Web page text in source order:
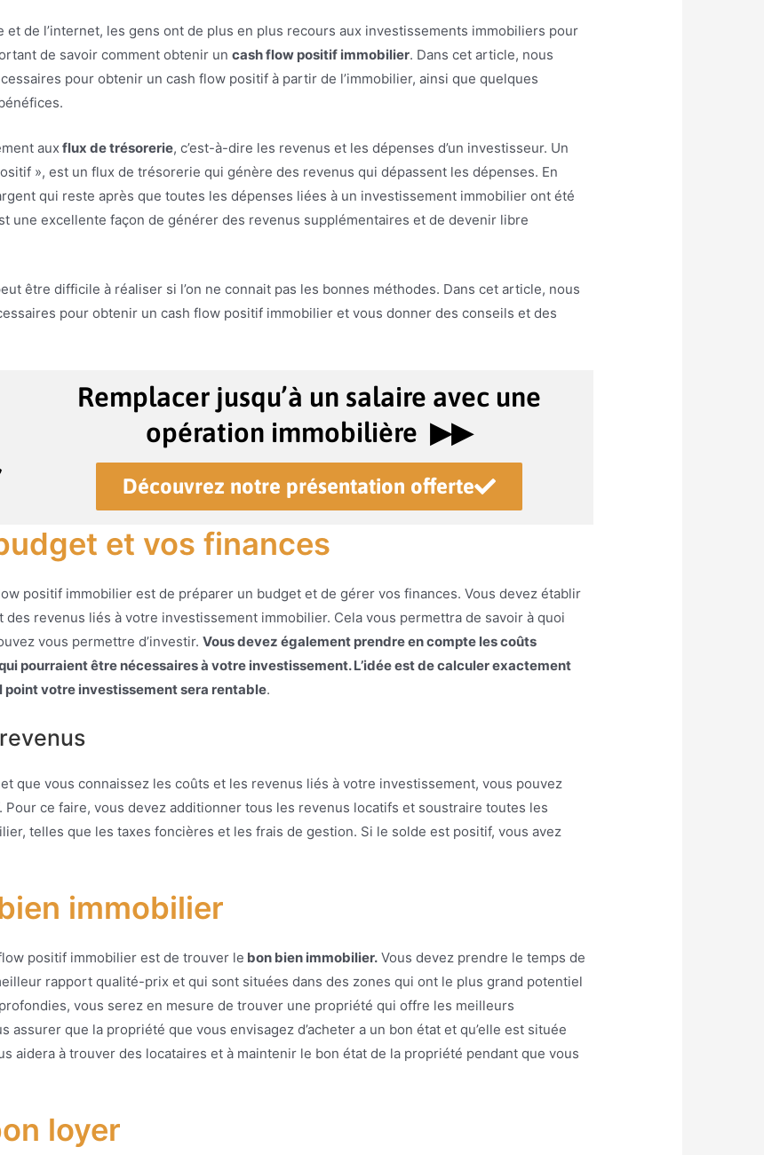
et de l’internet, les gens ont de plus en plus recours aux investissements immobiliers pour
de savoir comment obtenir uncash flow positif immobilier. Dans cet article, nous
pour obtenir un cash flow positif à partir de l’immobilier, ainsi que quelques
auxflux de trésorerie, c’est-à-dire les revenus et les dépenses d’un investisseur. Un
», est un flux de trésorerie qui génère des revenus qui dépassent les dépenses. En
qui reste après que toutes les dépenses liées à un investissement immobilier ont été
une excellente façon de générer des revenus supplémentaires et de devenir libre
être difficile à réaliser si l’on ne connait pas les bonnes méthodes. Dans cet article, nous
pour obtenir un cash flow positif immobilier et vous donner des conseils et des
Remplacer jusqu’à un salaire avec une
opération immobilière ▶︎▶︎
Découvrez notre présentation offerte
et vos finances
positif immobilier est de préparer un budget et de gérer vos finances. Vous devez établir
revenus liés à votre investissement immobilier. Cela vous permettra de savoir à quoi
vous permettre d’investir.Vous devez également prendre en compte les coûts
pourraient être nécessaires à votre investissement. L’idée est de calculer exactement
point votre investissement sera rentable.
et que vous connaissez les coûts et les revenus liés à votre investissement, vous pouvez
ce faire, vous devez additionner tous les revenus locatifs et soustraire toutes les
telles que les taxes foncières et les frais de gestion. Si le solde est positif, vous avez
immobilier
positif immobilier est de trouver le bon bien immobilier. Vous devez prendre le temps de
rapport qualité-prix et qui sont situées dans des zones qui ont le plus grand potentiel
vous serez en mesure de trouver une propriété qui offre les meilleurs
assurer que la propriété que vous envisagez d’acheter a un bon état et qu’elle est située
aidera à trouver des locataires et à maintenir le bon état de la propriété pendant que vous
loyer